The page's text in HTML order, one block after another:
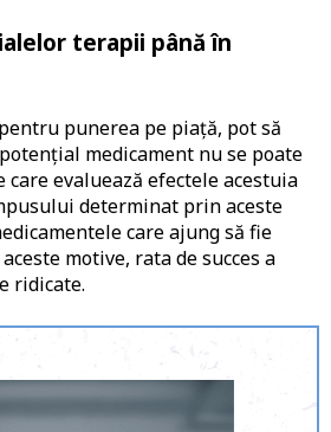
terapii până în
punerea pe piață, pot să
medicament nu se poate
evaluează efectele acestuia
determinat prin aceste
care ajung să fie
motive, rata de succes a
ridicate.